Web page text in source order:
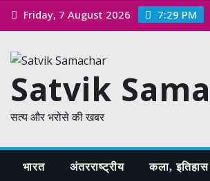
Skip Friday, 7 August 2026 7:29 PM
Satvik
सत्य और भरोसे की खबर
भारत अंतरराष्ट्रीय कला,